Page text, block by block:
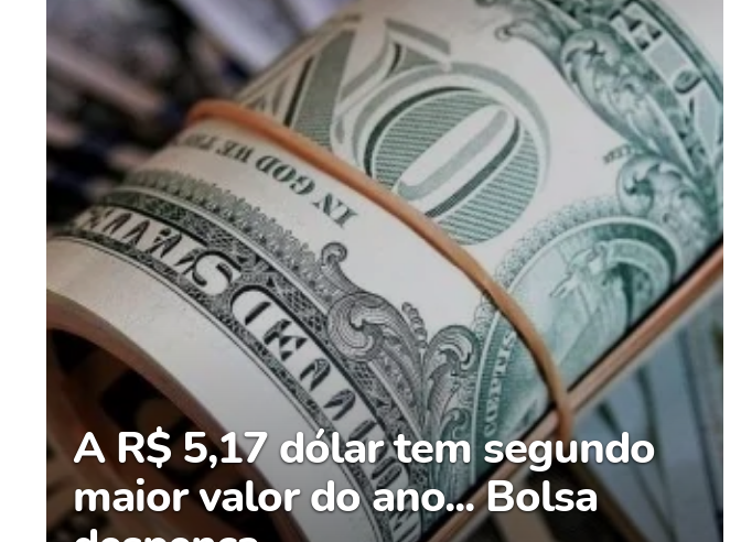
A R$ 5,17 dólar tem segundo
maior valor do ano... Bolsa